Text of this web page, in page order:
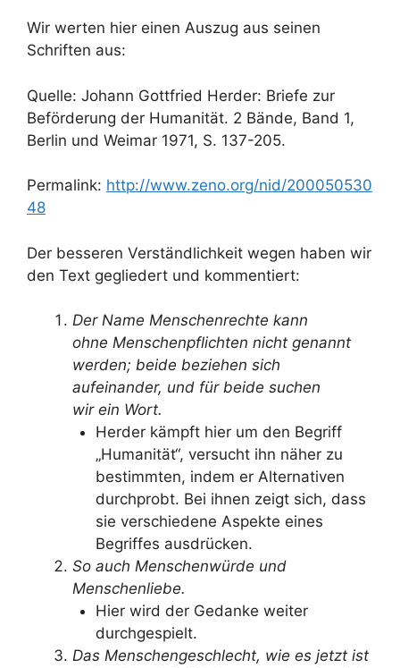
Wir werten hier einen Auszug aus seinen
Schriften aus:
Quelle: Johann Gottfried Herder: Briefe zur
Beförderung der Humanität. 2 Bände, Band 1,
Berlin und Weimar 1971, S. 137-205.
Permalink: http://www.zeno.org/nid/200050530
48
Der besseren Verständlichkeit wegen haben wir
den Text gegliedert und kommentiert:
Der Name Menschenrechte kann
ohne Menschenpflichten nicht genannt
werden; beide beziehen sich
aufeinander, und für beide suchen
wir ein Wort.
Herder kämpft hier um den Begriff
„Humanität“, versucht ihn näher zu
bestimmten, indem er Alternativen
durchprobt. Bei ihnen zeigt sich, dass
sie verschiedene Aspekte eines
Begriffes ausdrücken.
So auch Menschenwürde und
Menschenliebe.
Hier wird der Gedanke weiter
durchgespielt.
Das Menschengeschlecht, wie es jetzt ist